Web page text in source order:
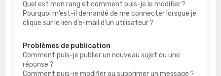
Quel est mon rang et comment puis-je le modifier ?
Pourquoi m’est-il demandé de me connecter lorsque je
clique sur le lien d’e-mail d’un utilisateur ?
Problèmes de publication
Comment puis-je publier un nouveau sujet ou une
réponse ?
Comment puis-je modifier ou supprimer un message ?